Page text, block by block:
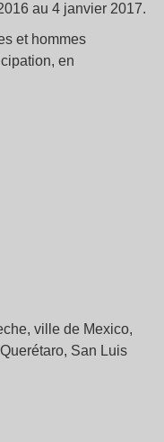
au 4 janvier 2017.
et hommes
en
ville de Mexico,
San Luis